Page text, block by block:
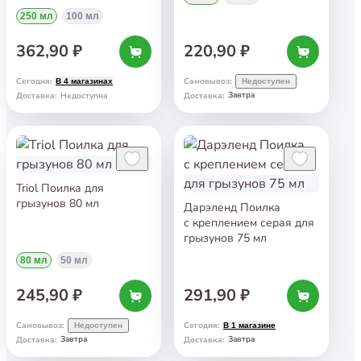
250 мл 100 мл
362,90 ₽
Сегодня: В 4 магазинах
Доставка: Недоступна
220,90 ₽
Самовывоз: Недоступен
Доставка: Завтра
Triol Поилка для
грызунов 80 мл
80 мл 50 мл
245,90 ₽
Самовывоз: Недоступен
Доставка: Завтра
Дарэленд Поилка
с креплением серая для
грызунов 75 мл
291,90 ₽
Сегодня: В 1 магазине
Доставка: Завтра